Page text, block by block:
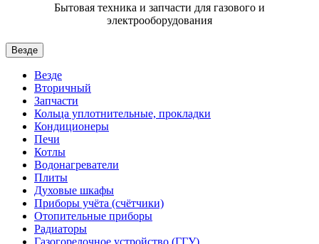
Бытовая техника и запчасти для газового и
электрооборудования
Везде
Везде
Вторичный
Запчасти
Кольца уплотнительные, прокладки
Кондиционеры
Печи
Котлы
Водонагреватели
Плиты
Духовые шкафы
Приборы учёта (счётчики)
Отопительные приборы
Радиаторы